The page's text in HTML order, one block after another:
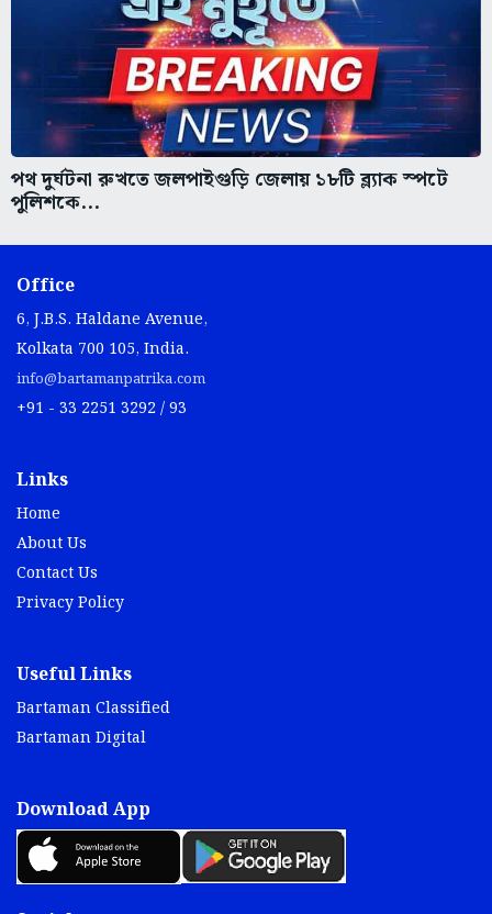
পথ দুর্ঘটনা রুখতে জলপাইগুড়ি জেলায় ১৮টি ব্ল্যাক স্পটে
পুলিশকে...
Office
6, J.B.S. Haldane Avenue,
Kolkata 700 105, India.
info@bartamanpatrika.com
+91 - 33 2251 3292 / 93
Links
Home
About Us
Contact Us
Privacy Policy
Useful Links
Bartaman Classified
Bartaman Digital
Download App